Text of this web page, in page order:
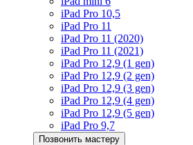
iPad Pro 10,5
iPad Pro 11
iPad Pro 11 (2020)
iPad Pro 11 (2021)
iPad Pro 12,9 (1 gen)
iPad Pro 12,9 (2 gen)
iPad Pro 12,9 (3 gen)
iPad Pro 12,9 (4 gen)
iPad Pro 12,9 (5 gen)
iPad Pro 9,7
Позвонить мастеру